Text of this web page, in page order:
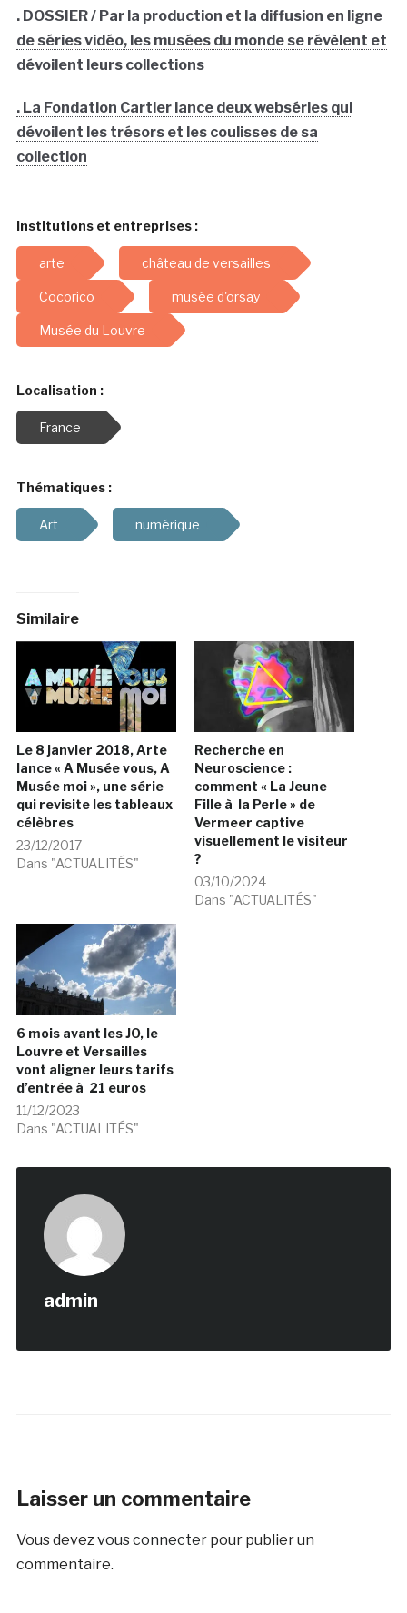
. DOSSIER / Par la production et la diffusion en ligne
de séries vidéo, les musées du monde se révèlent et
dévoilent leurs collections
. La Fondation Cartier lance deux webséries qui
dévoilent les trésors et les coulisses de sa
collection
Institutions et entreprises :
arte château de versailles
Cocorico musée d'orsay
Musée du Louvre
Localisation :
France
Thématiques :
Art numérique
Similaire
Le 8 janvier 2018, Arte
lance « A Musée vous, A
Musée moi », une série
qui revisite les tableaux
célèbres
23/12/2017
Dans "ACTUALITÉS"
Recherche en
Neuroscience :
comment « La Jeune
Fille à la Perle » de
Vermeer captive
visuellement le visiteur
?
03/10/2024
Dans "ACTUALITÉS"
6 mois avant les JO, le
Louvre et Versailles
vont aligner leurs tarifs
d’entrée à 21 euros
11/12/2023
Dans "ACTUALITÉS"
admin
Laisser un commentaire
Vous devezvous connecterpour publier un
commentaire.